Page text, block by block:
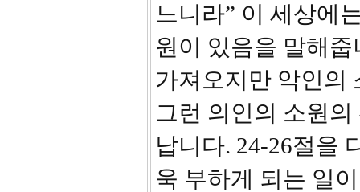
느니라” 이 세상에
원이 있음을 말해
가져오지만 악인의
그런 의인의 소원
납니다. 24-26절을
욱 부하게 되는 일